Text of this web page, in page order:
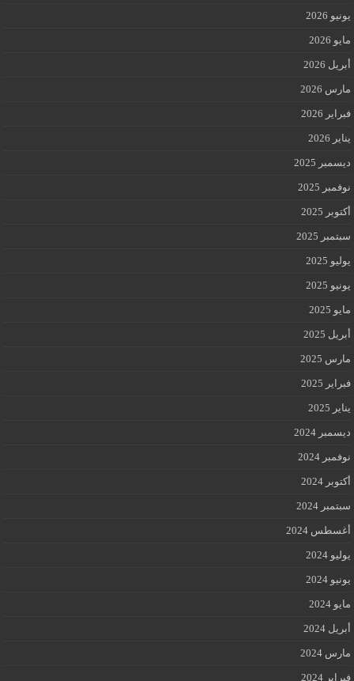
يونيو 2026
مايو 2026
أبريل 2026
مارس 2026
فبراير 2026
يناير 2026
ديسمبر 2025
نوفمبر 2025
أكتوبر 2025
سبتمبر 2025
يوليو 2025
يونيو 2025
مايو 2025
أبريل 2025
مارس 2025
فبراير 2025
يناير 2025
ديسمبر 2024
نوفمبر 2024
أكتوبر 2024
سبتمبر 2024
أغسطس 2024
يوليو 2024
يونيو 2024
مايو 2024
أبريل 2024
مارس 2024
فبراير 2024